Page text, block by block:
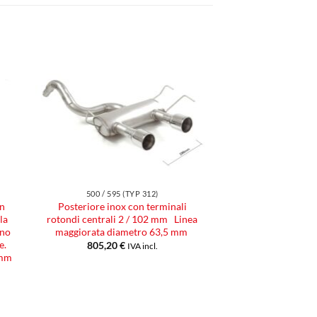
Aggiungi
alla lista
desideri
500 / 595 (TYP 312)
Posteriore inox con terminali
rotondi centrali 2 / 102 mm Linea
maggiorata diametro 63,5 mm
805,20€ IVA incl.